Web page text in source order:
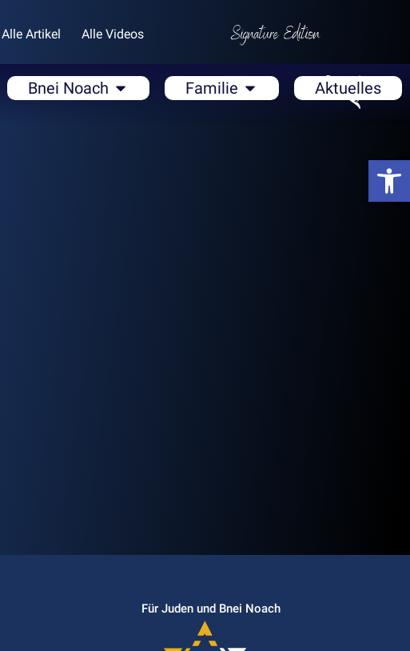
Alle Artikel Alle Videos
Bnei Noach Familie Aktuelles
Für Juden und Bnei Noach